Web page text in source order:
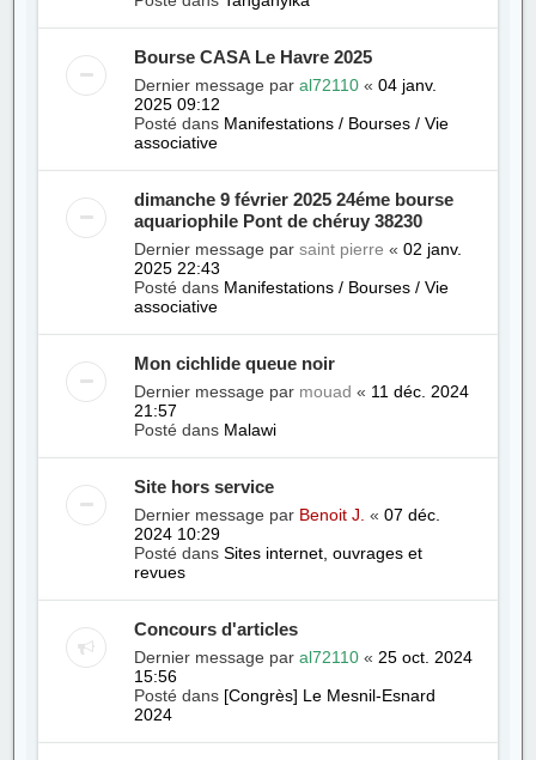
Bourse CASA Le Havre 2025
Dernier message paral72110 «04 janv.
2025 09:12
Posté dans Manifestations / Bourses / Vie
associative
dimanche 9 février 2025 24éme bourse
aquariophile Pont de chéruy 38230
Dernier message parsaint pierre «02 janv.
2025 22:43
Posté dans Manifestations / Bourses / Vie
associative
Mon cichlide queue noir
Dernier message par mouad « 11 déc. 2024
21:57
Posté dans Malawi
Site hors service
Dernier message par Benoit J. «07 déc.
2024 10:29
Posté dansSites internet, ouvrages et
revues
Concours d'articles
Dernier message paral72110 « 25 oct. 2024
15:56
Posté dans [Congrès] Le Mesnil-Esnard
2024